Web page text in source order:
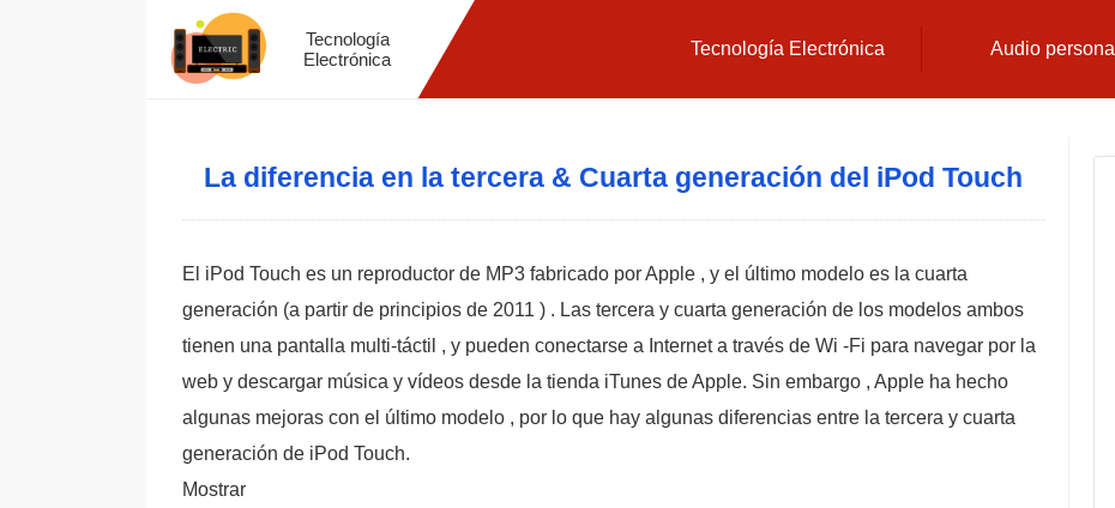
Tecnología
Electrónica
Tecnología Electrónica Audio personal
La diferencia en la tercera & Cuarta generación del iPod Touch
El iPod Touch es un reproductor de MP3 fabricado por Apple , y el último modelo es la cuarta
generación (a partir de principios de 2011 ) . Las tercera y cuarta generación de los modelos ambos
tienen una pantalla multi-táctil , y pueden conectarse a Internet a través de Wi -Fi para navegar por la
web y descargar música y vídeos desde la tienda iTunes de Apple. Sin embargo , Apple ha hecho
algunas mejoras con el último modelo , por lo que hay algunas diferencias entre la tercera y cuarta
generación de iPod Touch.
Mostrar